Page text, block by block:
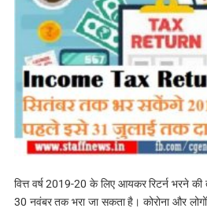
वित्त वर्ष 2019-20 के लिए आयकर रिटर्न भरने की
30 नवंबर तक भरा जा सकता है। कोरोना और